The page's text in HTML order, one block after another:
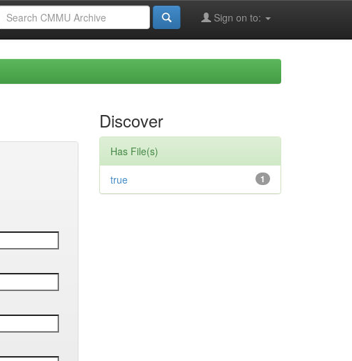
Sign on to:
Discover
Has File(s)
1
true